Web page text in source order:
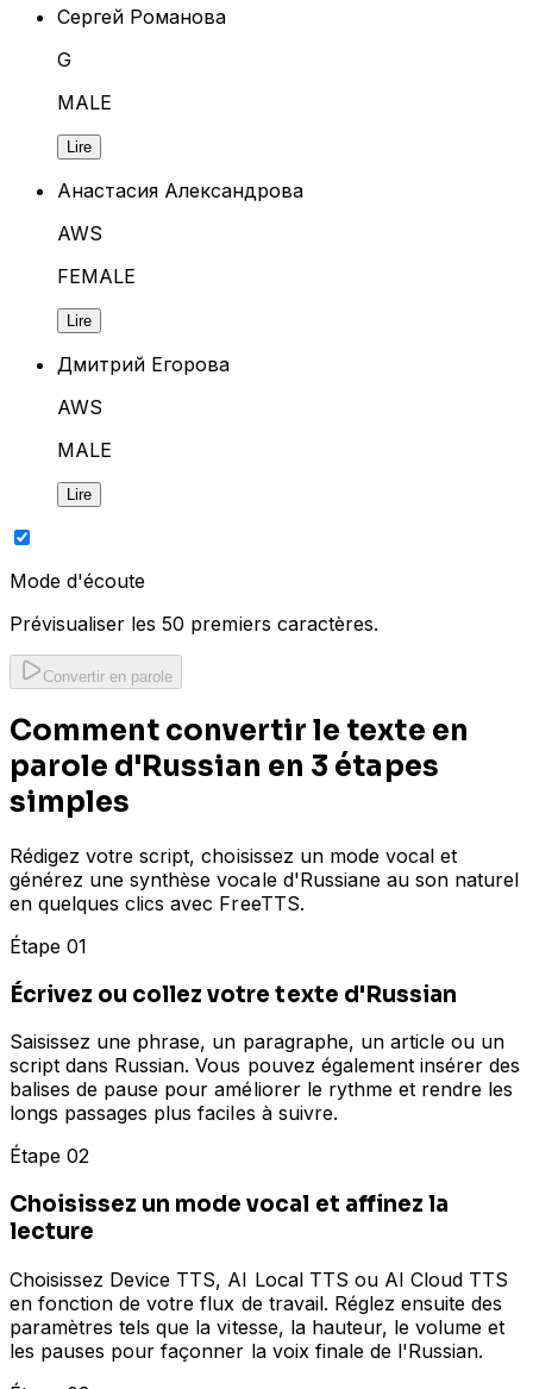
Сергей Романова
G
MALE
Lire
Анастасия Александрова
AWS
FEMALE
Lire
Дмитрий Егорова
AWS
MALE
Lire
Mode d'écoute
Prévisualiser les 50 premiers caractères.
Convertir en parole
Comment convertir le texte en
parole d'Russian en 3 étapes
simples
Rédigez votre script, choisissez un mode vocal et
générez une synthèse vocale d'Russiane au son naturel
en quelques clics avec FreeTTS.
Étape 01
Écrivez ou collez votre texte d'Russian
Saisissez une phrase, un paragraphe, un article ou un
script dans Russian. Vous pouvez également insérer des
balises de pause pour améliorer le rythme et rendre les
longs passages plus faciles à suivre.
Étape 02
Choisissez un mode vocal et affinez la
lecture
Choisissez Device TTS, AI Local TTS ou AI Cloud TTS
en fonction de votre flux de travail. Réglez ensuite des
paramètres tels que la vitesse, la hauteur, le volume et
les pauses pour façonner la voix finale de l'Russian.